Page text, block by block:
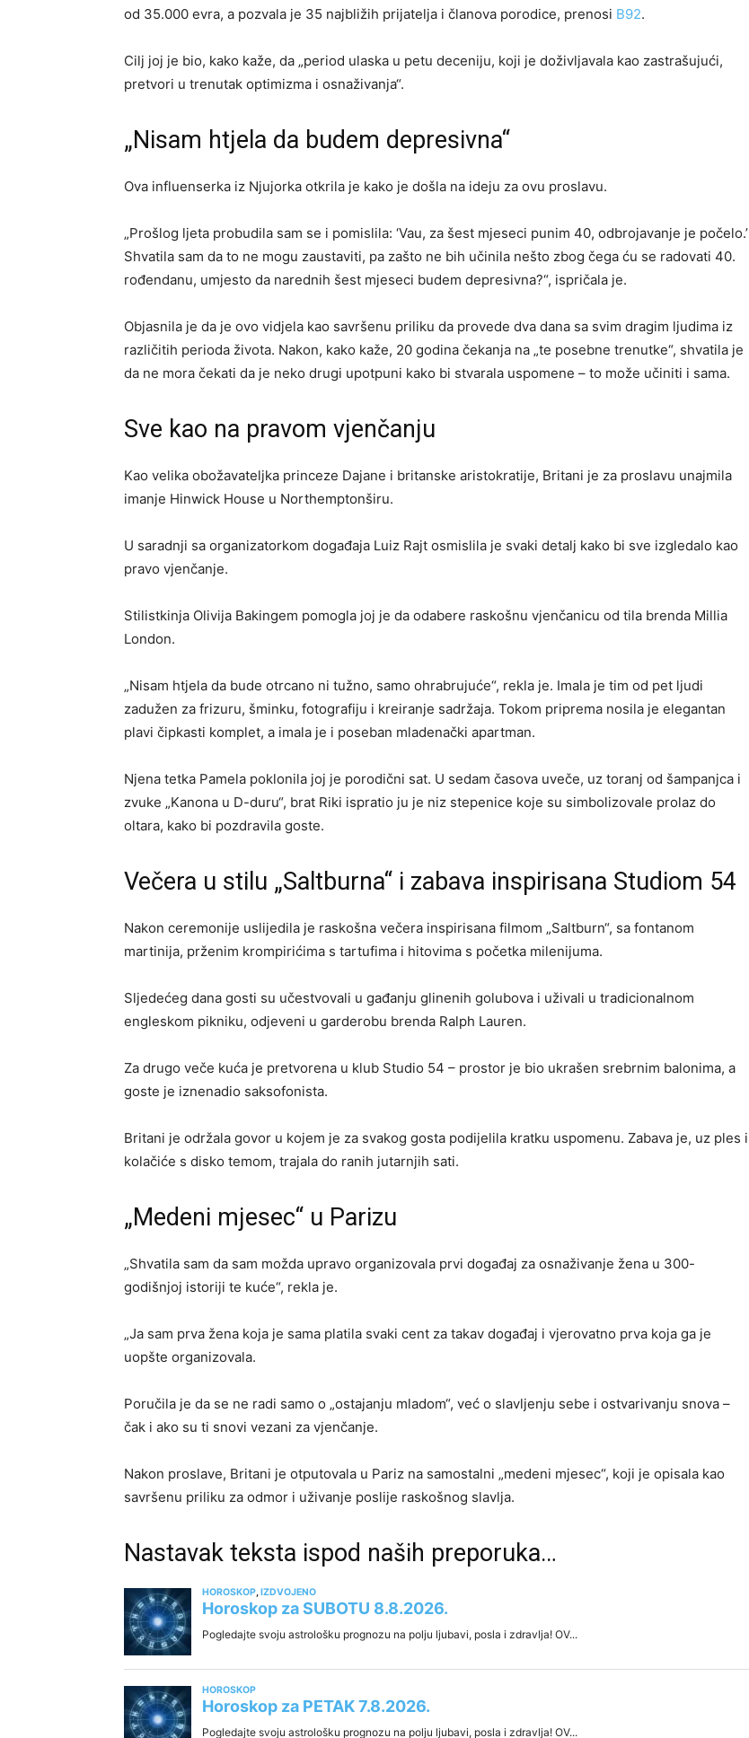
od 35.000 evra, a pozvala je 35 najbližih prijatelja i članova porodice, prenosi B92.
Cilj joj je bio, kako kaže, da „period ulaska u petu deceniju, koji je doživljavala kao zastrašujući,
pretvori u trenutak optimizma i osnaživanja“.
„Nisam htjela da budem depresivna“
Ova influenserka iz Njujorka otkrila je kako je došla na ideju za ovu proslavu.
„Prošlog ljeta probudila sam se i pomislila: ‘Vau, za šest mjeseci punim 40, odbrojavanje je počelo.’
Shvatila sam da to ne mogu zaustaviti, pa zašto ne bih učinila nešto zbog čega ću se radovati 40.
rođendanu, umjesto da narednih šest mjeseci budem depresivna?“, ispričala je.
Objasnila je da je ovo vidjela kao savršenu priliku da provede dva dana sa svim dragim ljudima iz
različitih perioda života. Nakon, kako kaže, 20 godina čekanja na „te posebne trenutke“, shvatila je
da ne mora čekati da je neko drugi upotpuni kako bi stvarala uspomene – to može učiniti i sama.
Sve kao na pravom vjenčanju
Kao velika obožavateljka princeze Dajane i britanske aristokratije, Britani je za proslavu unajmila
imanje Hinwick House u Northemptonširu.
U saradnji sa organizatorkom događaja Luiz Rajt osmislila je svaki detalj kako bi sve izgledalo kao
pravo vjenčanje.
Stilistkinja Olivija Bakingem pomogla joj je da odabere raskošnu vjenčanicu od tila brenda Millia
London.
„Nisam htjela da bude otrcano ni tužno, samo ohrabrujuće“, rekla je. Imala je tim od pet ljudi
zadužen za frizuru, šminku, fotografiju i kreiranje sadržaja. Tokom priprema nosila je elegantan
plavi čipkasti komplet, a imala je i poseban mladenački apartman.
Njena tetka Pamela poklonila joj je porodični sat. U sedam časova uveče, uz toranj od šampanjca i
zvuke „Kanona u D-duru“, brat Riki ispratio ju je niz stepenice koje su simbolizovale prolaz do
oltara, kako bi pozdravila goste.
Večera u stilu „Saltburna“ i zabava inspirisana Studiom 54
Nakon ceremonije uslijedila je raskošna večera inspirisana filmom „Saltburn“, sa fontanom
martinija, prženim krompirićima s tartufima i hitovima s početka milenijuma.
Sljedećeg dana gosti su učestvovali u gađanju glinenih golubova i uživali u tradicionalnom
engleskom pikniku, odjeveni u garderobu brenda Ralph Lauren.
Za drugo veče kuća je pretvorena u klub Studio 54 – prostor je bio ukrašen srebrnim balonima, a
goste je iznenadio saksofonista.
Britani je održala govor u kojem je za svakog gosta podijelila kratku uspomenu. Zabava je, uz ples i
kolačiće s disko temom, trajala do ranih jutarnjih sati.
„Medeni mjesec“ u Parizu
„Shvatila sam da sam možda upravo organizovala prvi događaj za osnaživanje žena u 300-
godišnjoj istoriji te kuće“, rekla je.
„Ja sam prva žena koja je sama platila svaki cent za takav događaj i vjerovatno prva koja ga je
uopšte organizovala.
Poručila je da se ne radi samo o „ostajanju mladom“, već o slavljenju sebe i ostvarivanju snova –
čak i ako su ti snovi vezani za vjenčanje.
Nakon proslave, Britani je otputovala u Pariz na samostalni „medeni mjesec“, koji je opisala kao
savršenu priliku za odmor i uživanje poslije raskošnog slavlja.
Nastavak teksta ispod naših preporuka…